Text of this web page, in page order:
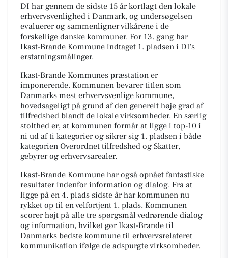
DI har gennem de sidste 15 år kortlagt den lokale
erhvervsvenlighed i Danmark, og undersøgelsen
evaluerer og sammenligner vilkårene i de
forskellige danske kommuner. For 13. gang har
Ikast-Brande Kommune indtaget 1. pladsen i DI's
erstatningsmålinger.
Ikast-Brande Kommunes præstation er
imponerende. Kommunen bevarer titlen som
Danmarks mest erhvervsvenlige kommune,
hovedsageligt på grund af den generelt høje grad af
tilfredshed blandt de lokale virksomheder. En særlig
stolthed er, at kommunen formår at ligge i top-10 i
ni ud af ti kategorier og sikrer sig 1. pladsen i både
kategorien Overordnet tilfredshed og Skatter,
gebyrer og erhvervsarealer.
Ikast-Brande Kommune har også opnået fantastiske
resultater indenfor information og dialog. Fra at
ligge på en 4. plads sidste år har kommunen nu
rykket op til en velfortjent 1. plads. Kommunen
scorer højt på alle tre spørgsmål vedrørende dialog
og information, hvilket gør Ikast-Brande til
Danmarks bedste kommune til erhvervsrelateret
kommunikation ifølge de adspurgte virksomheder.